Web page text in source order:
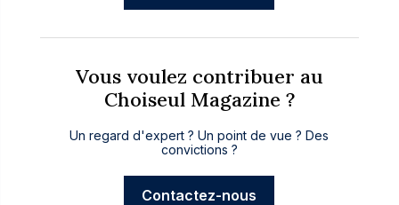
Vous voulez contribuer au
Choiseul Magazine ?
Un regard d'expert ? Un point de vue ? Des
convictions ?
Contactez-nous